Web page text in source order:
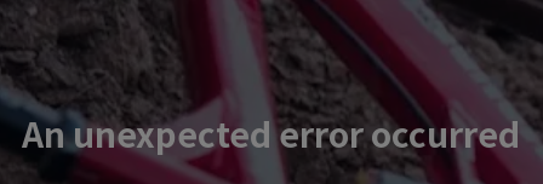
An unexpected error occurred